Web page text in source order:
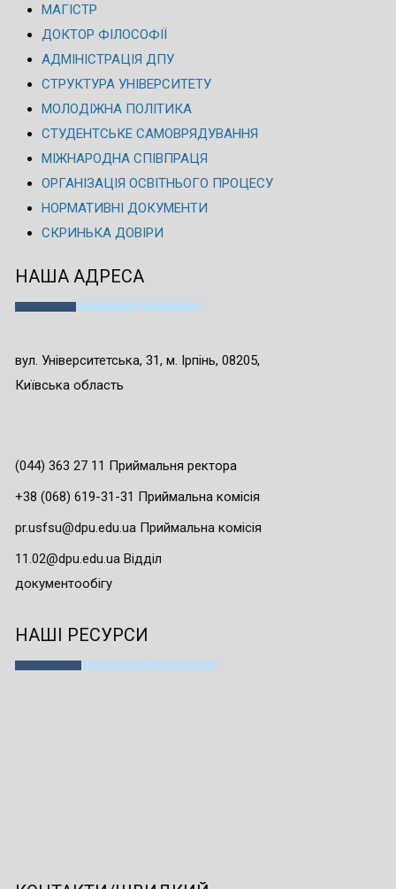
МАГІСТР
ДОКТОР ФІЛОСОФІЇ
АДМІНІСТРАЦІЯ ДПУ
СТРУКТУРА УНІВЕРСИТЕТУ
МОЛОДІЖНА ПОЛІТИКА
СТУДЕНТСЬКЕ САМОВРЯДУВАННЯ
МІЖНАРОДНА СПІВПРАЦЯ
ОРГАНІЗАЦІЯ ОСВІТНЬОГО ПРОЦЕСУ
НОРМАТИВНІ ДОКУМЕНТИ
СКРИНЬКА ДОВІРИ
НАША АДРЕСА
вул. Університетська, 31, м. Ірпінь, 08205,
Київська область
(044) 363 27 11 Приймальня ректора
+38 (068) 619-31-31 Приймальна комісія
pr.usfsu@dpu.edu.ua Приймальна комісія
11.02@dpu.edu.ua Відділ
документообігу
НАШІ РЕСУРСИ